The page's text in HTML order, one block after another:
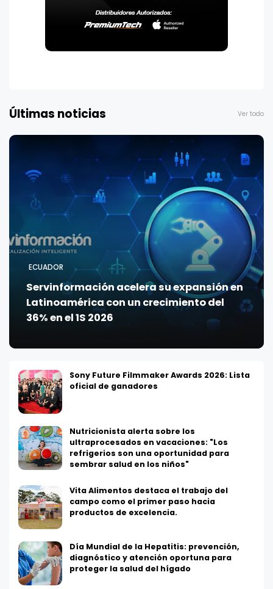
Últimas noticias Ver todo
ECUADOR
Servinformación acelera su expansión en
Latinoamérica con un crecimiento del
36% en el 1S 2026
Sony Future Filmmaker Awards 2026: Lista
oficial de ganadores
Nutricionista alerta sobre los
ultraprocesados en vacaciones: "Los
refrigerios son una oportunidad para
sembrar salud en los niños"
Vita Alimentos destaca el trabajo del
campo como el primer paso hacia
productos de excelencia.
Día Mundial de la Hepatitis: prevención,
diagnóstico y atención oportuna para
proteger la salud del hígado